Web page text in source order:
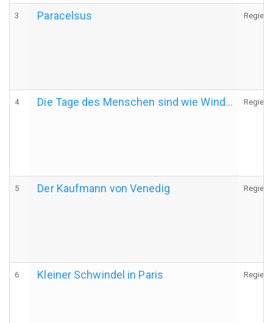
3 Paracelsus Regie
4 Die Tage des Menschen sind wie Wind... Regie
5 Der Kaufmann von Venedig Regie
6 Kleiner Schwindel in Paris Regie